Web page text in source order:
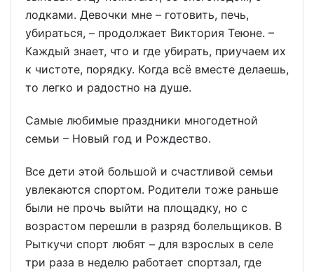
лодками. Девочки мне – готовить, печь,
убираться, – продолжает Виктория Теюне. –
Каждый знает, что и где убирать, приучаем их
к чистоте, порядку. Когда всё вместе делаешь,
то легко и радостно на душе.
Самые любимые праздники многодетной
семьи – Новый год и Рождество.
Все дети этой большой и счастливой семьи
увлекаются спортом. Родители тоже раньше
были не прочь выйти на площадку, но с
возрастом перешли в разряд болельщиков. В
Рыткучи спорт любят – для взрослых в селе
три раза в неделю работает спортзал, где